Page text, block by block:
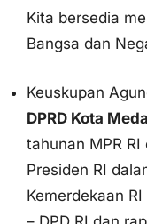
Bangsa dan
DPRD Kota
tahunan MPR
Presiden RI
Kemerdekaan RI
– DPD RI dan
diadakan di